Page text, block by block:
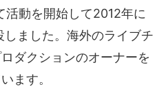
活動を開始して2012年に
ました。海外のライブチ
ダクションのオーナーを
ます。